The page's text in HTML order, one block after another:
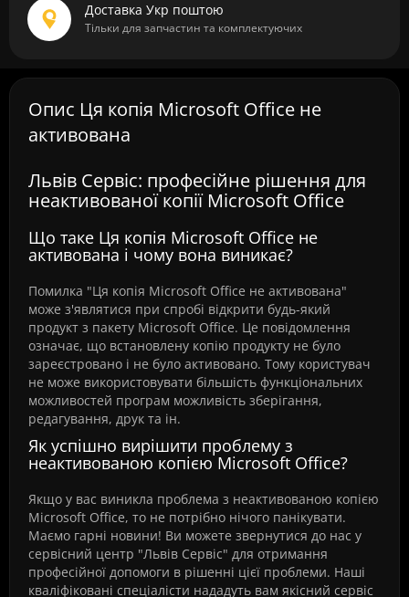
Доставка Укр поштою
Тільки для запчастин та комплектуючих
Опис Ця копія Microsoft Office не
активована
Львів Сервіс: професійне рішення для
неактивованої копії Microsoft Office
Що таке Ця копія Microsoft Office не
активована і чому вона виникає?
Помилка "Ця копія Microsoft Office не активована"
може з'являтися при спробі відкрити будь-який
продукт з пакету Microsoft Office. Це повідомлення
означає, що встановлену копію продукту не було
зареєстровано і не було активовано. Тому користувач
не може використовувати більшість функціональних
можливостей програм можливість зберігання,
редагування, друк та ін.
Як успішно вирішити проблему з
неактивованою копією Microsoft Office?
Якщо у вас виникла проблема з неактивованою копією
Microsoft Office, то не потрібно нічого панікувати.
Маємо гарні новини! Ви можете звернутися до нас у
сервісний центр "Львів Сервіс" для отримання
професійної допомоги в рішенні цієї проблеми. Наші
кваліфіковані спеціалісти нададуть вам якісний сервіс